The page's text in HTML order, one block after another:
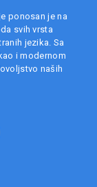
ponosan je na
svih vrsta
jezika. Sa
i modernom
naših